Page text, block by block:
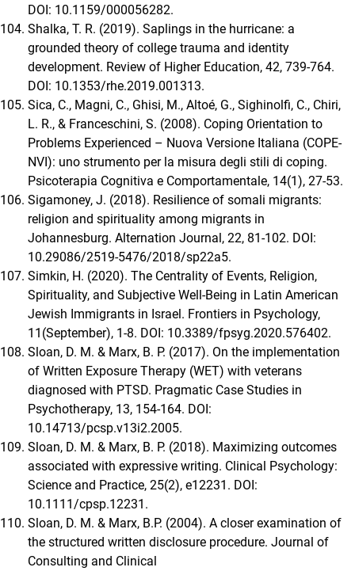
DOI: 10.1159/000056282.
Shalka, T. R. (2019). Saplings in the hurricane: a
grounded theory of college trauma and identity
development. Review of Higher Education, 42, 739-764.
DOI: 10.1353/rhe.2019.001313.
Sica, C., Magni, C., Ghisi, M., Altoé, G., Sighinolfi, C., Chiri,
L. R., & Franceschini, S. (2008). Coping Orientation to
Problems Experienced – Nuova Versione Italiana (COPE-
NVI): uno strumento per la misura degli stili di coping.
Psicoterapia Cognitiva e Comportamentale, 14(1), 27-53.
Sigamoney, J. (2018). Resilience of somali migrants:
religion and spirituality among migrants in
Johannesburg. Alternation Journal, 22, 81-102. DOI:
10.29086/2519-5476/2018/sp22a5.
Simkin, H. (2020). The Centrality of Events, Religion,
Spirituality, and Subjective Well-Being in Latin American
Jewish Immigrants in Israel. Frontiers in Psychology,
11(September), 1-8. DOI: 10.3389/fpsyg.2020.576402.
Sloan, D. M. & Marx, B. P. (2017). On the implementation
of Written Exposure Therapy (WET) with veterans
diagnosed with PTSD. Pragmatic Case Studies in
Psychotherapy, 13, 154-164. DOI:
10.14713/pcsp.v13i2.2005.
Sloan, D. M. & Marx, B. P. (2018). Maximizing outcomes
associated with expressive writing. Clinical Psychology:
Science and Practice, 25(2), e12231. DOI:
10.1111/cpsp.12231.
Sloan, D. M. & Marx, B.P. (2004). A closer examination of
the structured written disclosure procedure. Journal of
Consulting and Clinical